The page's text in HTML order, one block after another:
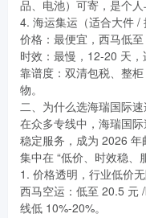
品、电池）可寄，是个人
4. 海运集运（适合大件 /
价格：最便宜，西马低
时效：最慢，12-20 天，
靠谱度：双清包税、整
物。
二、为什么选海瑞国际
在众多专线中，海瑞国
稳定服务，成为 2026
集中在 “低价、时效稳、
1. 价格透明，行业低价
西马空运：低至 20.5 元
线低 10%-20%。